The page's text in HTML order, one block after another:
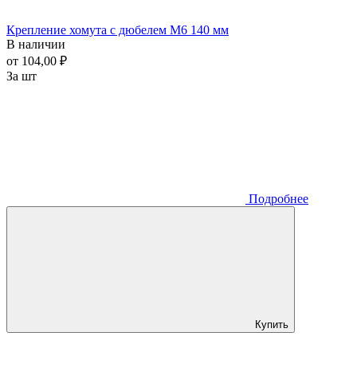
Крепление хомута с дюбелем М6 140 мм
В наличии
от 104,00 ₽
За шт
Подробнее
Купить